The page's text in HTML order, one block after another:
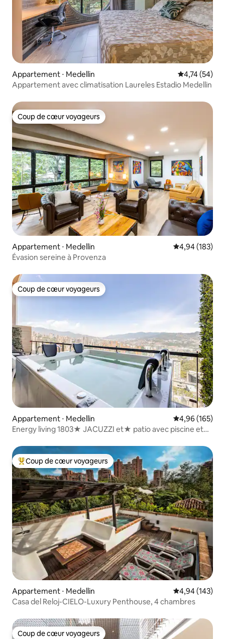
Appartement ⋅ Medellin Évaluation
4,74 (54)
Appartement avec climatisation Laureles Estadio Medellin
Coup de cœur voyageurs
Coup de cœur voyageurs
Appartement ⋅ Medellin Évaluation
4,94 (183)
Évasion sereine à Provenza
Coup de cœur voyageurs
Coup de cœur voyageurs
Appartement ⋅ Medellin Évaluation
4,96 (165)
Energy living 1803★ JACUZZI et★ patio avec piscine et
Coups de cœur voyageurs les plus appréciés
Coup de cœur voyageurs
Appartement ⋅ Medellin Évaluation
4,94 (143)
Casa del Reloj-CIELO-Luxury Penthouse, 4 chambres
Coup de cœur voyageurs